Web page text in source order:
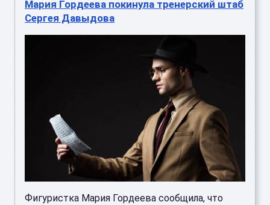
Мария Гордеева покинула тренерский штаб
Сергея Давыдова
Фигуристка Мария Гордеева сообщила, что